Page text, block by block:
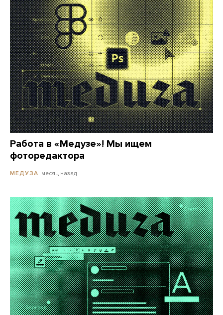
Работа в «Медузе»! Мы ищем
фоторедактора
МЕДУЗА месяц назад